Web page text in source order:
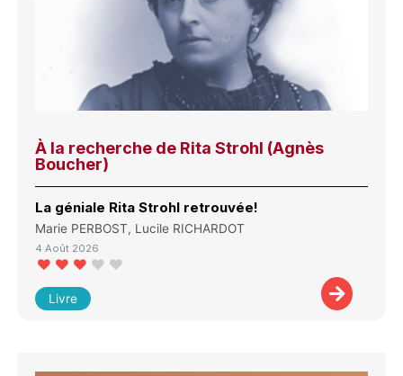
À la recherche de Rita Strohl (Agnès
Boucher)
La géniale Rita Strohl retrouvée!
Marie PERBOST, Lucile RICHARDOT
4 Août 2026
Livre